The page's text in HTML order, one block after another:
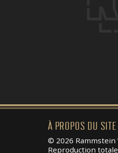
À PROPOS DU SITE
© 2026 Rammstein
Reproduction